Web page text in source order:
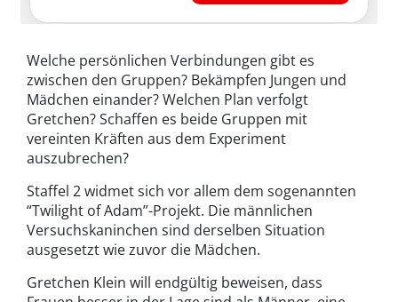
Welche persönlichen Verbindungen gibt es
zwischen den Gruppen? Bekämpfen Jungen und
Mädchen einander? Welchen Plan verfolgt
Gretchen? Schaffen es beide Gruppen mit
vereinten Kräften aus dem Experiment
auszubrechen?
Staffel 2 widmet sich vor allem dem sogenannten
“Twilight of Adam”-Projekt. Die männlichen
Versuchskaninchen sind derselben Situation
ausgesetzt wie zuvor die Mädchen.
Gretchen Klein will endgültig beweisen, dass